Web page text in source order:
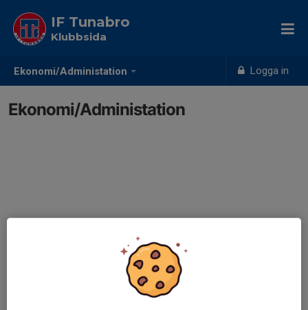
Ekonomi/Administation Logga in
IF Tunabro
Klubbsida
Ekonomi/Administation